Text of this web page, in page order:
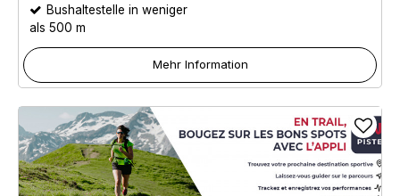
Bushaltestelle in weniger
als 500 m
Mehr Information